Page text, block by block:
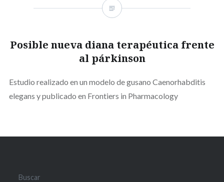
Posible nueva diana terapéutica frente
al párkinson
Estudio realizado en un modelo de gusano Caenorhabditis
elegans y publicado en Frontiers in Pharmacology
Buscar